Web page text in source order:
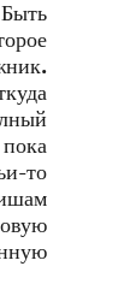
то